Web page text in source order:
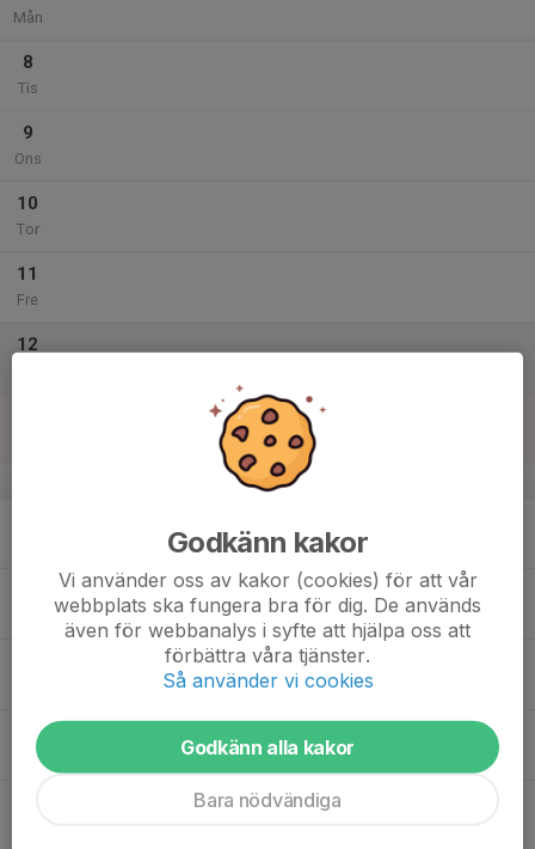
Mån
8
Tis
9
Ons
10
Tor
11
Fre
12
v.38
17
Tor
Godkänn kakor
Vi använder oss av kakor (cookies) för att vår
webbplats ska fungera bra för dig. De används
även för webbanalys i syfte att hjälpa oss att
förbättra våra tjänster.
Så använder vi cookies
Godkänn alla kakor
Bara nödvändiga